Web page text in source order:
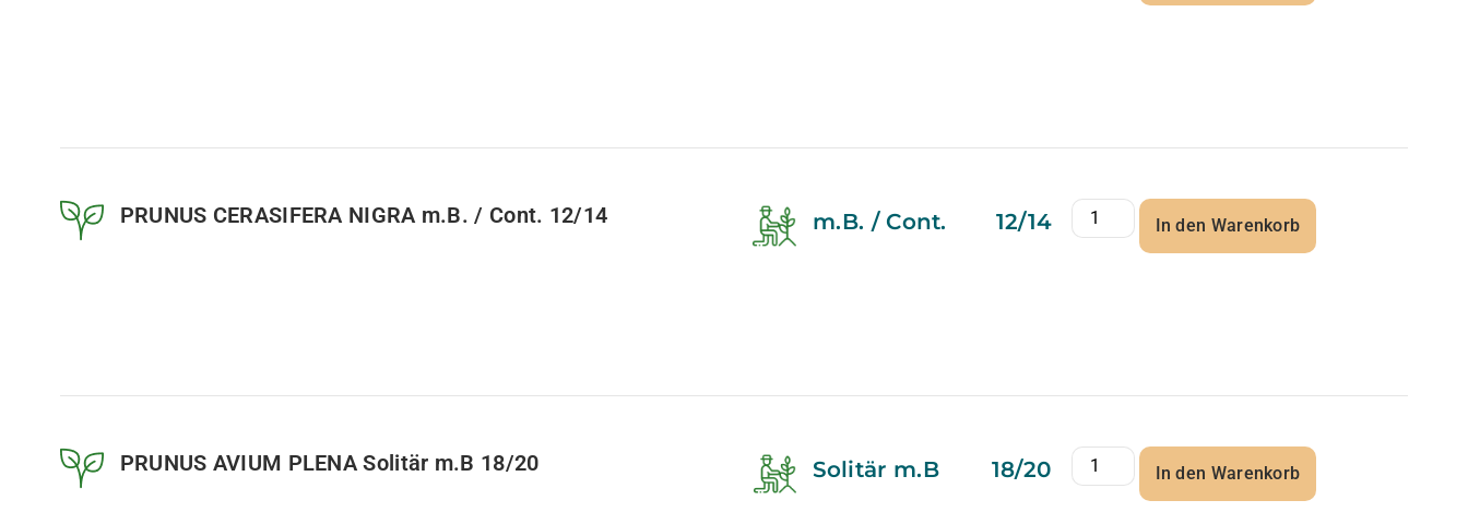
PRUNUS CERASIFERA NIGRA m.B. / Cont. 12/14 m.B. / Cont. 12/14 In den Warenkorb
PRUNUS AVIUM PLENA Solitär m.B 18/20 Solitär m.B 18/20 In den Warenkorb